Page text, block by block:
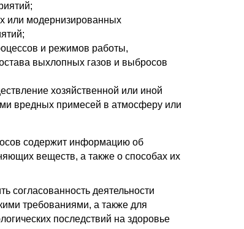
или модернизированных
и режимов работы,
выхлопных газов и выбросов
хозяйственной или иной
вредных примесей в атмосферу или
содержит информацию об
веществ, а также о способах их
согласованность деятельности
требованиями, а также для
последствий на здоровье